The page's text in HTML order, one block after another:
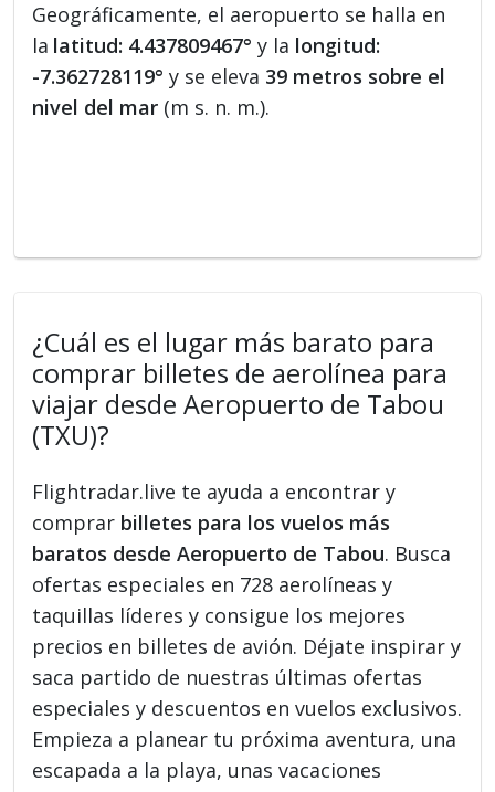
Geográficamente, el aeropuerto se halla en
la latitud: 4.437809467° y la longitud:
-7.362728119° y se eleva 39 metros sobre el
nivel del mar (m s. n. m.).
¿Cuál es el lugar más barato para
comprar billetes de aerolínea para
viajar desde Aeropuerto de Tabou
(TXU)?
Flightradar.live te ayuda a encontrar y
comprar billetes para los vuelos más
baratos desde Aeropuerto de Tabou. Busca
ofertas especiales en 728 aerolíneas y
taquillas líderes y consigue los mejores
precios en billetes de avión. Déjate inspirar y
saca partido de nuestras últimas ofertas
especiales y descuentos en vuelos exclusivos.
Empieza a planear tu próxima aventura, una
escapada a la playa, unas vacaciones